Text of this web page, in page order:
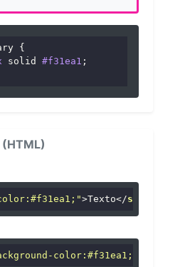
{
solid #f31ea1 ;
(HTML)
>Texto</span
color:#f31ea1;"